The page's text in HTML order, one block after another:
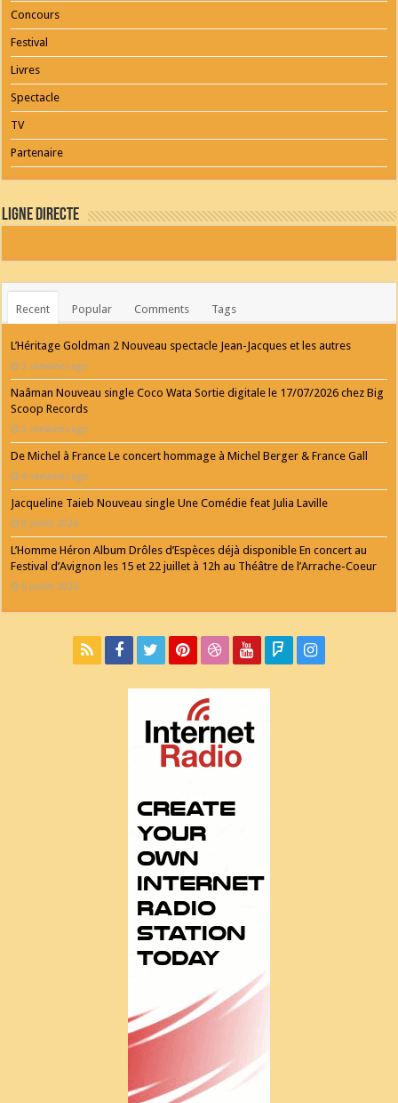
Concours
Festival
Livres
Spectacle
TV
Partenaire
Ligne Directe
Recent Popular Comments Tags
L’Héritage Goldman 2 Nouveau spectacle Jean-Jacques et les autres
3 semaines ago
Naâman Nouveau single Coco Wata Sortie digitale le 17/07/2026 chez Big
Scoop Records
3 semaines ago
De Michel à France Le concert hommage à Michel Berger & France Gall
4 semaines ago
Jacqueline Taieb Nouveau single Une Comédie feat Julia Laville
8 juillet 2026
L’Homme Héron Album Drôles d’Espèces déjà disponible En concert au
Festival d’Avignon les 15 et 22 juillet à 12h au Théâtre de l’Arrache-Coeur
6 juillet 2026